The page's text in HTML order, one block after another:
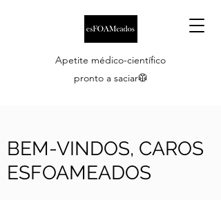
Apetite médico-científico
pronto a saciar🥼
BEM-VINDOS, CAROS
ESFOAMEADOS